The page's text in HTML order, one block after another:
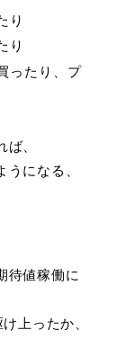
り
り
ったり、プ
、
になる、
待値稼働に
上ったか、